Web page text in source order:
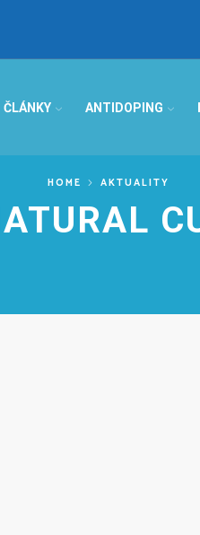
ČLÁNKY ANTIDOPING
HOME AKTUALITY